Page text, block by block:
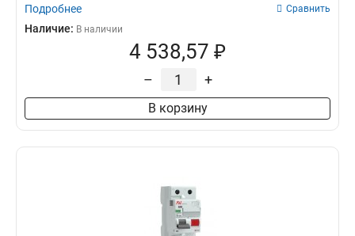
Подробнее Сравнить
Наличие: В наличии
4 538,57 ₽
– +
В корзину